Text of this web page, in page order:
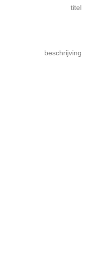
titel
beschrijving